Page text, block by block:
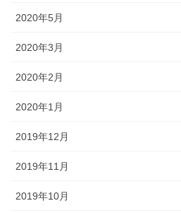
2020年5月
2020年3月
2020年2月
2020年1月
2019年12月
2019年11月
2019年10月